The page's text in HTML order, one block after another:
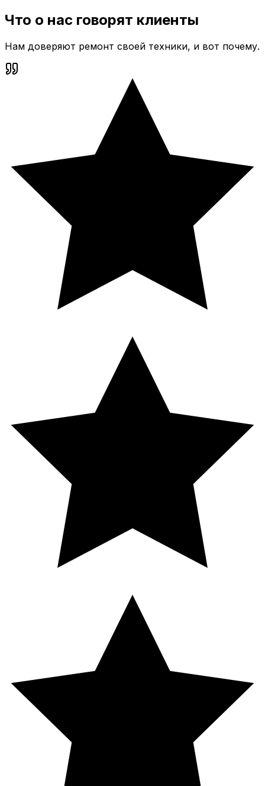
Что о нас говорят клиенты
Нам доверяют ремонт своей техники, и вот почему.